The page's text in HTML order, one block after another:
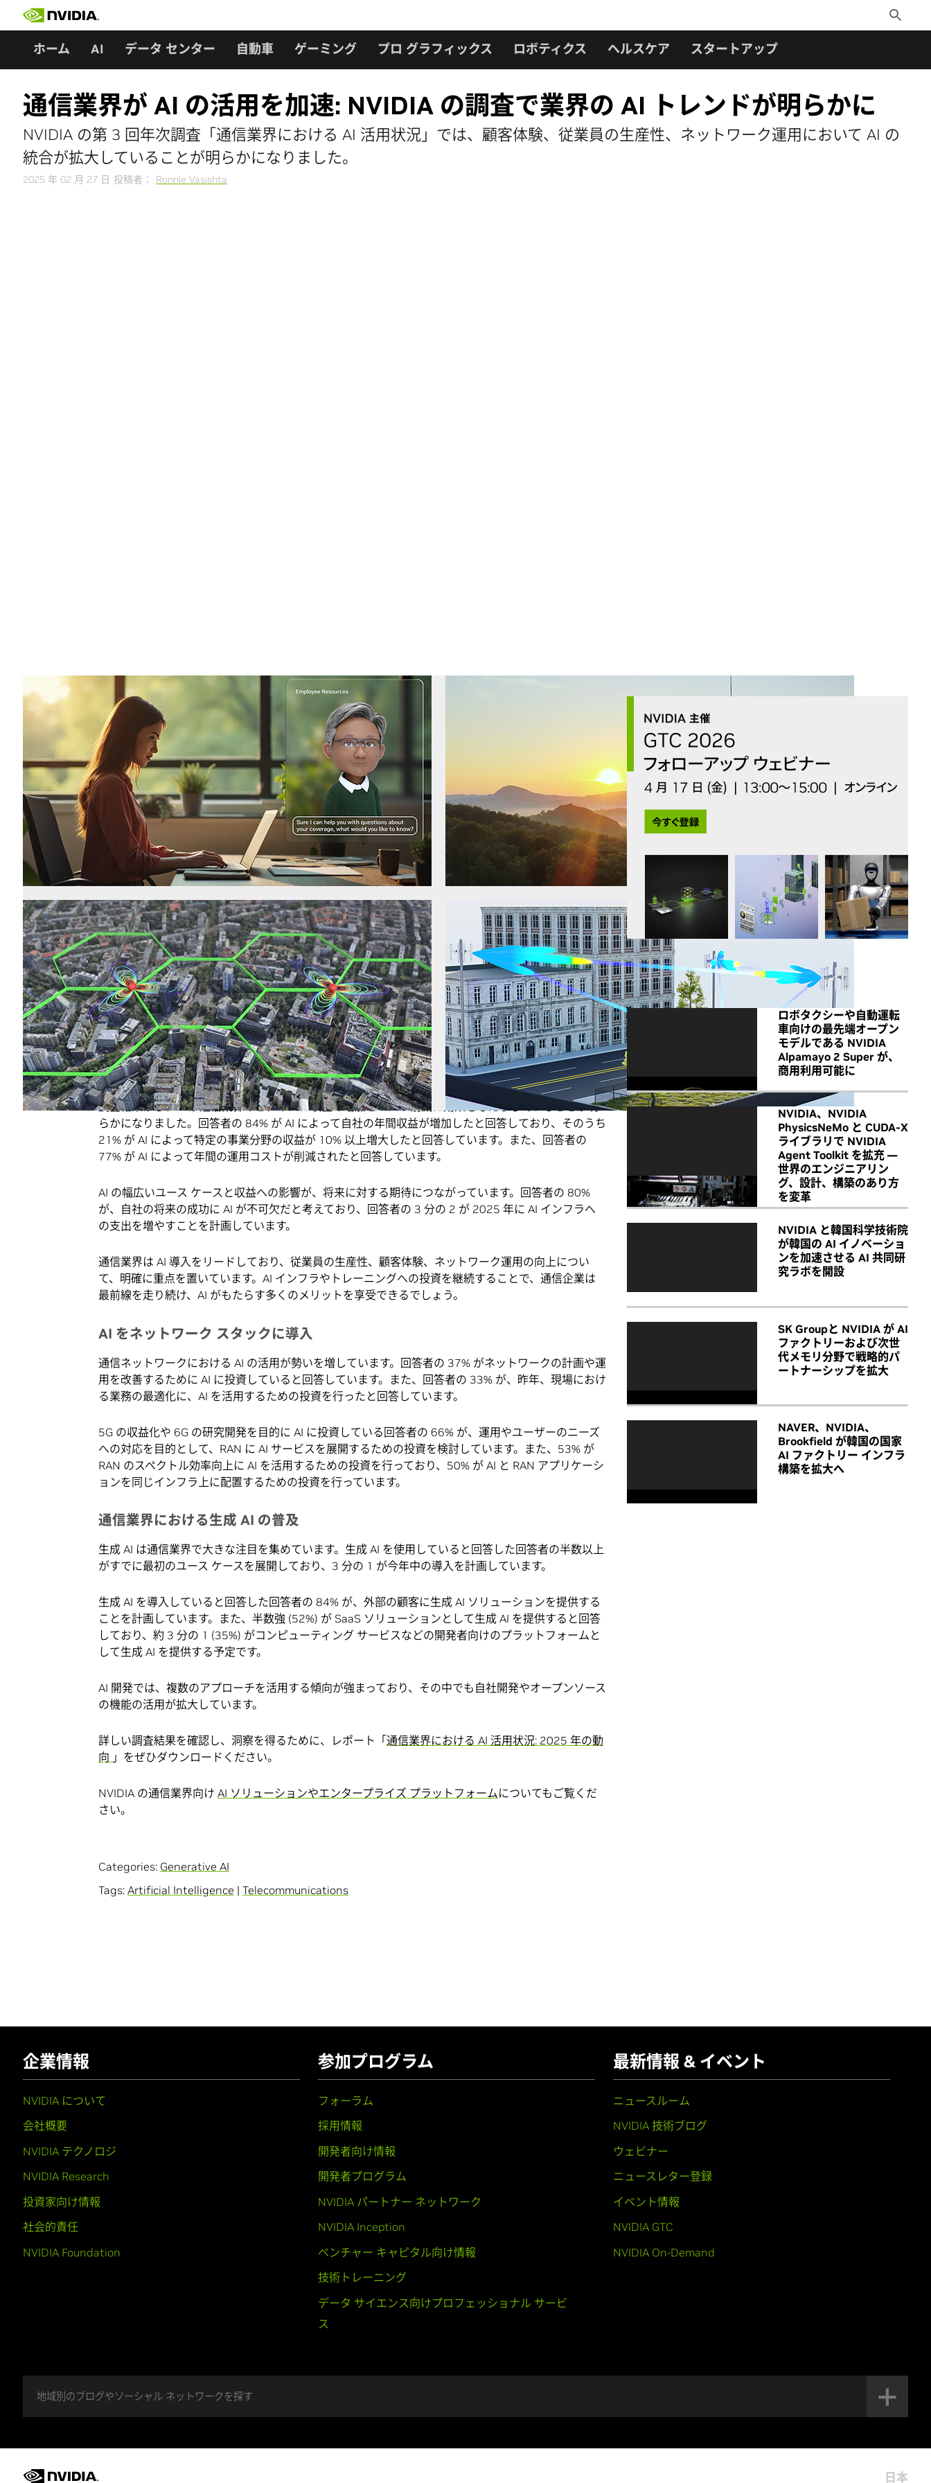
Toggle
Search
ホーム AI データ センター 自動車 ゲーミング プロ グラフィックス ロボティクス ヘルスケア スタートアップ
通信業界が AI の活用を加速: NVIDIA の調査で業界の AI トレンドが明らかに
NVIDIA の第 3 回年次調査「通信業界における AI 活用状況」では、顧客体験、従業員の生産性、ネットワーク運用において AI の
統合が拡大していることが明らかになりました。
2025 年 02 月 27 日 投稿者： Ronnie Vasishta
Share
通信業界において AI を活用した効率化の取り組みが成果を上げ始めています。
NVIDIA の第 3 回年次調査「 通信業界における AI 活用状況 」の主な結果の 1 つとして、RAN (無線アク
セス ネットワーク) への AI 導入に対する関心の高まりが明らかになりました。回答者の 3 分の 1 以上
が、AI-RAN への投資を行っている、または計画していると回答しています。本調査は、世界中の 450
名以上の通信業界の専門家を対象に実施され、AI がもたらす具体的なビジネス成果、AI 導入のさらな
る進展 (生成 AI のユース ケースの拡大など)、顧客体験の最適化や従業員の生産性向上といったメリッ
トが示されました。
回答者の 84% が、AI によって自社の年間収益の増加に貢献していると回答。
回答者の 77% が、AI によって年間の運用コストが削減されたと回答。
回答者の 60% が、AI の最大のメリットとして従業員の生産性向上に貢献と回答。
回答者の 44% が、顧客体験の最適化のために AI に投資していると回答しており、これは通信業界
における AI 投資で最も注力されている分野となっている。
回答者の 40% が、RAN を含むネットワークの計画や運用に AI を導入していると回答。
回答者の 49% が、生成 AI ソリューションを導入していると回答。
生成 AI を活用している回答者の 84% が、顧客にソリューションを提供することを計画。
AI が通信業界のビジネスにもたらす影響
調査結果から、AI が通信業界のビジネスに収益の増加とコスト削減に効果をもたらしていることが明
らかになりました。回答者の 84% が AI によって自社の年間収益が増加したと回答しており、そのうち
21% が AI によって特定の事業分野の収益が 10% 以上増大したと回答しています。また、回答者の
77% が AI によって年間の運用コストが削減されたと回答しています。
AI の幅広いユース ケースと収益への影響が、将来に対する期待につながっています。回答者の 80%
が、自社の将来の成功に AI が不可欠だと考えており、回答者の 3 分の 2 が 2025 年に AI インフラへ
の支出を増やすことを計画しています。
通信業界は AI 導入をリードしており、従業員の生産性、顧客体験、ネットワーク運用の向上につい
て、明確に重点を置いています。AI インフラやトレーニングへの投資を継続することで、通信企業は
最前線を走り続け、AI がもたらす多くのメリットを享受できるでしょう。
AI をネットワーク スタックに導入
通信ネットワークにおける AI の活用が勢いを増しています。回答者の 37% がネットワークの計画や運
用を改善するために AI に投資していると回答しています。また、回答者の 33% が、昨年、現場におけ
る業務の最適化に、AI を活用するための投資を行ったと回答しています。
5G の収益化や 6G の研究開発を目的に AI に投資している回答者の 66% が、運用やユーザーのニーズ
への対応を目的として、RAN に AI サービスを展開するための投資を検討しています。また、53% が
RAN のスペクトル効率向上に AI を活用するための投資を行っており、50% が AI と RAN アプリケーシ
ョンを同じインフラ上に配置するための投資を行っています。
通信業界における生成 AI の普及
生成 AI は通信業界で大きな注目を集めています。生成 AI を使用していると回答した回答者の半数以上
がすでに最初のユース ケースを展開しており、3 分の 1 が今年中の導入を計画しています。
生成 AI を導入していると回答した回答者の 84% が、外部の顧客に生成 AI ソリューションを提供する
ことを計画しています。また、半数強 (52%) が SaaS ソリューションとして生成 AI を提供すると回答
しており、約 3 分の 1 (35%) がコンピューティング サービスなどの開発者向けのプラットフォームと
して生成 AI を提供する予定です。
AI 開発では、複数のアプローチを活用する傾向が強まっており、その中でも自社開発やオープンソース
の機能の活用が拡大しています。
詳しい調査結果を確認し、洞察を得るために、レポート「通信業界における AI 活用状況: 2025 年の動
向 」をぜひダウンロードください。
NVIDIA の通信業界向け AI ソリューションやエンタープライズ プラットフォームについてもご覧くだ
さい。
Categories: Generative AI
Tags: Artificial Intelligence | Telecommunications
All NVIDIA News
ロボタクシーや自動運転
車向けの最先端オープン
モデルである NVIDIA
Alpamayo 2 Super が、
商用利用可能に
NVIDIA、NVIDIA
PhysicsNeMo と CUDA-X
ライブラリで NVIDIA
Agent Toolkit を拡充 ―
世界のエンジニアリン
グ、設計、構築のあり方
を変革
NVIDIA と韓国科学技術院
が韓国の AI イノベーショ
ンを加速させる AI 共同研
究ラボを開設
SK Groupと NVIDIA が AI
ファクトリーおよび次世
代メモリ分野で戦略的パ
ートナーシップを拡大
NAVER、NVIDIA、
Brookfield が韓国の国家
AI ファクトリー インフラ
構築を拡大へ
企業情報
NVIDIA について
会社概要
NVIDIA テクノロジ
NVIDIA Research
投資家向け情報
社会的責任
NVIDIA Foundation
参加プログラム
フォーラム
採用情報
開発者向け情報
開発者プログラム
NVIDIA パートナー ネットワーク
NVIDIA Inception
ベンチャー キャピタル向け情報
技術トレーニング
データ サイエンス向けプロフェッショナル サービ
ス
最新情報 & イベント
ニュースルーム
NVIDIA 技術ブログ
ウェビナー
ニュースレター登録
イベント情報
NVIDIA GTC
NVIDIA On-Demand
地域別のブログやソーシャル ネットワークを探す
日本